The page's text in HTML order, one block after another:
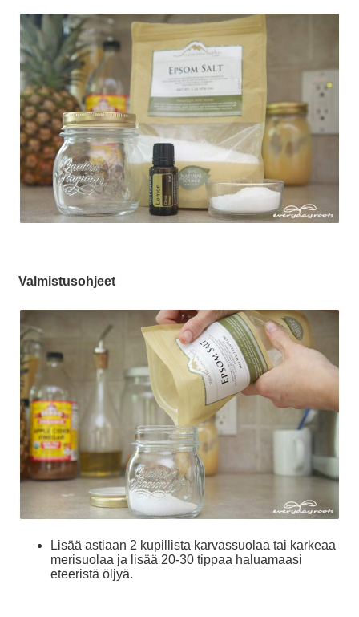
Valmistusohjeet
Lisää astiaan 2 kupillista karvassuolaa tai karkeaa
merisuolaa ja lisää 20-30 tippaa haluamaasi
eteeristä öljyä.